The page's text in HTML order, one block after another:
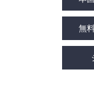
無